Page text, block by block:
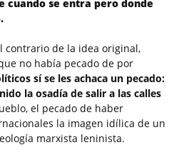
cuando se entra pero donde
contrario de la idea original,
no había pecado de por
sí se les achaca un pecado:
la osadía de salir a las calles
el pecado de haber
la imagen idílica de un
marxista leninista.